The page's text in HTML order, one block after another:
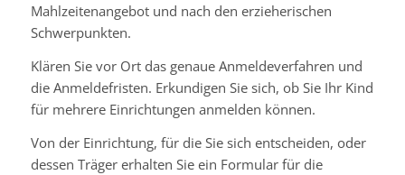
Mahlzeitenangebot und nach den erzieherischen
Schwerpunkten.
Klären Sie vor Ort das genaue Anmeldeverfahren und
die Anmeldefristen. Erkundigen Sie sich, ob Sie Ihr Kind
für mehrere Einrichtungen anmelden können.
Von der Einrichtung, für die Sie sich entscheiden, oder
dessen Träger erhalten Sie ein Formular für die